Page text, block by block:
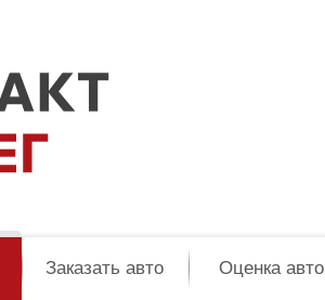
Заказать авто Оценка авто